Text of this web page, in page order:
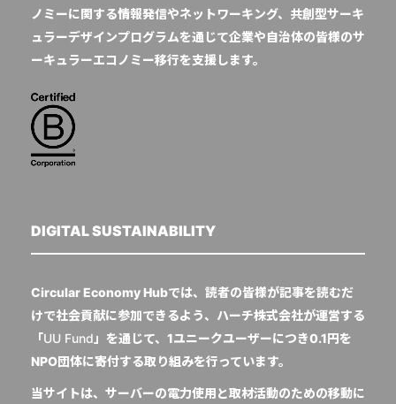
ノミーに関する情報発信やネットワーキング、共創型サーキ
ュラーデザインプログラムを通じて企業や自治体の皆様のサ
ーキュラーエコノミー移行を支援します。
DIGITAL SUSTAINABILITY
Circular Economy Hubでは、読者の皆様が記事を読むだ
けで社会貢献に参加できるよう、ハーチ株式会社が運営する
「UU Fund」を通じて、1ユニークユーザーにつき0.1円を
NPO団体に寄付する取り組みを行っています。
当サイトは、サーバーの電力使用と取材活動のための移動に